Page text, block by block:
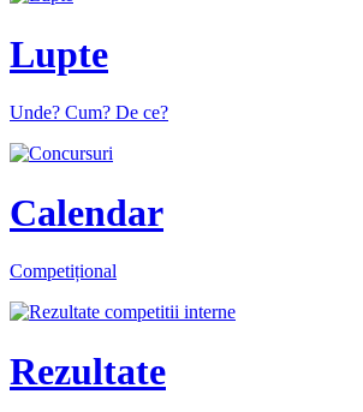
Lupte
Unde? Cum? De ce?
Calendar
Competițional
Rezultate